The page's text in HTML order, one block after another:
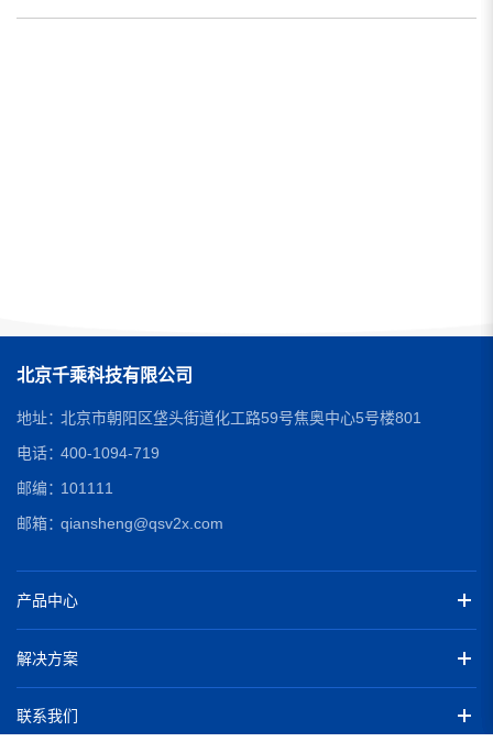
北京千乘科技有限公司
地址：北京市朝阳区垡头街道化工路59号焦奥中心5号楼801
电话：400-1094-719
邮编：101111
邮箱：qiansheng@qsv2x.com
产品中心
解决方案
联系我们